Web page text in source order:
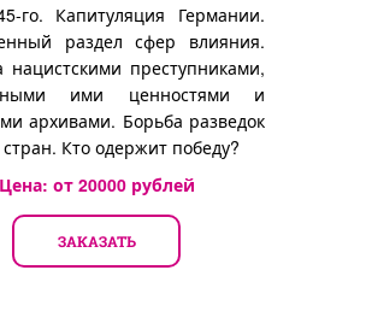
го. Капитуляция Германии.
раздел сфер влияния.
нацистскими преступниками,
ими ценностями и
архивами. Борьба разведок
Кто одержит победу?
Цена: от 20000рублей
ЗАКАЗАТЬ